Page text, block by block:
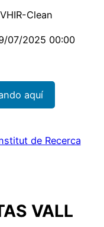
VHIR-Clean
07/2025 00:00
aquí
de Recerca
VALL